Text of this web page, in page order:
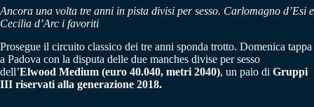
Ancora una volta tre anni in pista divisi per sesso. Carlomagno d’Esi e
Cecilia d’Arc i favoriti
Prosegue il circuito classico dei tre anni sponda trotto. Domenica tappa
a Padova con la disputa delle due manches divise per sesso
dell’Elwood Medium (euro 40.040, metri 2040), un paio di Gruppi
III riservati alla generazione 2018.